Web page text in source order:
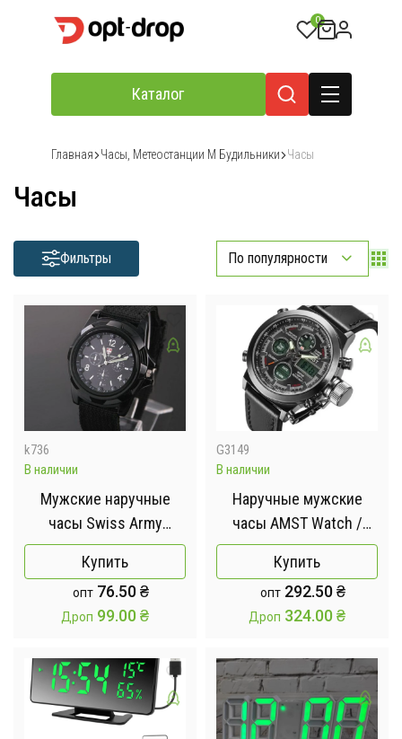
0
Каталог
Главная Часы, Метеостанции М Будильники Часы
Часы
Фильтры По популярности
k736
В наличии
Мужские наручные
часы Swiss Army
Military Кварцевые
армейские часы
Купить
опт 76.50₴
Дроп 99.00₴
G3149
В наличии
Наручные мужские
часы AMST Watch /
Армейские мужские
часы с подстветкой
влагостойкие
Купить
опт 292.50₴
Дроп 324.00₴